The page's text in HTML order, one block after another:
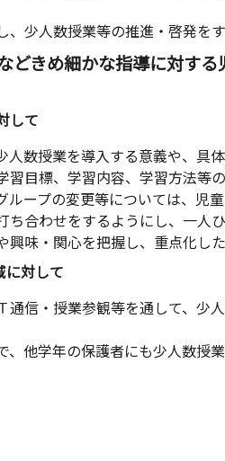
、少人数授業等の推進・啓発をす
どきめ細かな指導に対す
して
人数授業を導入する意義や、具
習目標、学習内容、学習方法等の
ループの変更等については、児
ち合わせをするようにし、一人
興味・関心を把握し、重点化し
に対して
信・授業参観等を通して、少
、他学年の保護者にも少人数授